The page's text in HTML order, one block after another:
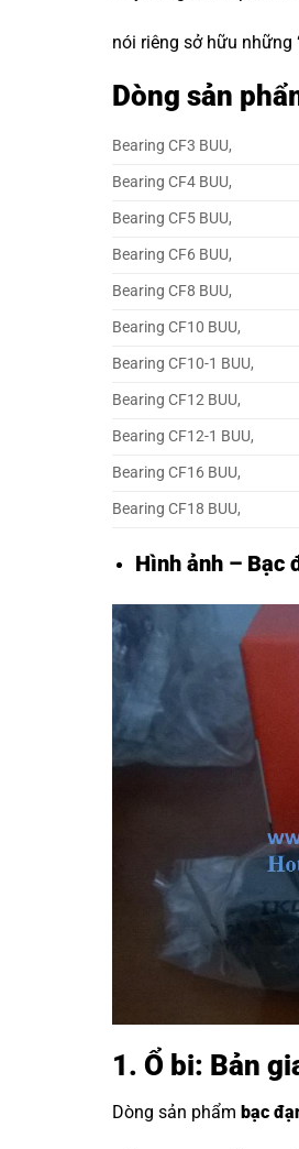
nói riêng sở hữu những
Dòng sản
Bearing CF3 BUU,
Bearing CF4 BUU,
Bearing CF5 BUU,
Bearing CF6 BUU,
Bearing CF8 BUU,
Bearing CF10 BUU,
Bearing CF10-1 BUU,
Bearing CF12 BUU,
Bearing CF12-1 BUU,
Bearing CF16 BUU,
Bearing CF18 BUU,
Hình ảnh – Bạc
1. Ổ bi: Bản
Dòng sản phẩm bạc